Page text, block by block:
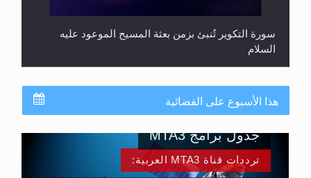
سورة التكوير تُنبئ بزمن بعثة المسيح الموعود عليه
السلام
هذا الأسبوع على الفضائية
ترددات قناة MTA3 العربية:
جدول برامج MTA3